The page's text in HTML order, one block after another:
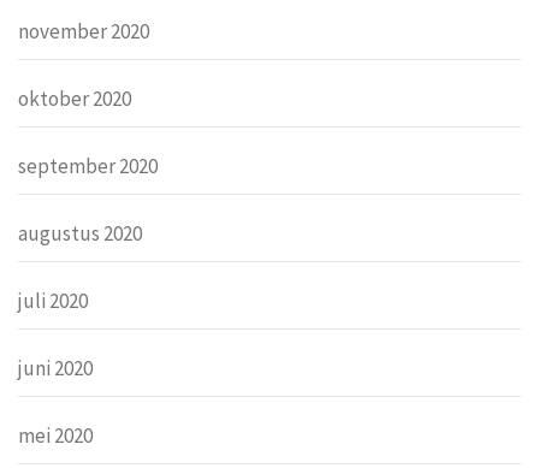
november 2020
oktober 2020
september 2020
augustus 2020
juli 2020
juni 2020
mei 2020